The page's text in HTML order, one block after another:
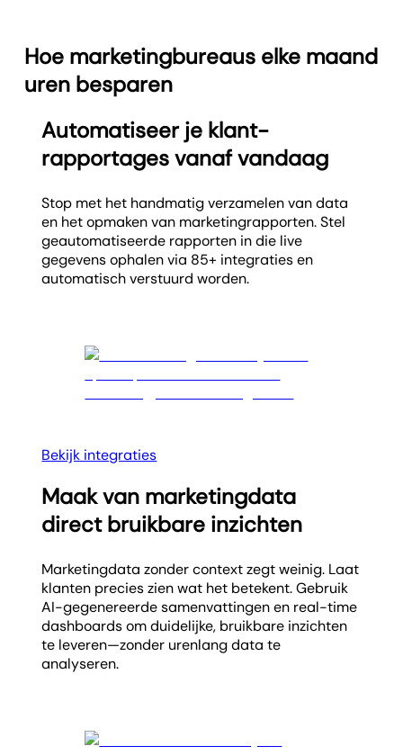
Hoe marketingbureaus elke maand
uren besparen
Automatiseer je klant­
rapportages vanaf vandaag
Stop met het handmatig verzamelen van data
en het opmaken van marketingrapporten. Stel
geautomatiseerde rapporten in die live
gegevens ophalen via 85+ integraties en
automatisch verstuurd worden.
Bekijk integraties
Maak van marketingdata
direct bruikbare inzichten
Marketingdata zonder context zegt weinig. Laat
klanten precies zien wat het betekent. Gebruik
AI-gegenereerde samenvattingen en real-time
dashboards om duidelijke, bruikbare inzichten
te leveren—zonder urenlang data te
analyseren.